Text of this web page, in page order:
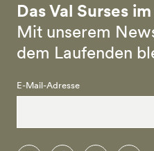
Das Val Surses
Mit unserem
dem Laufenden
E-Mail-Adresse